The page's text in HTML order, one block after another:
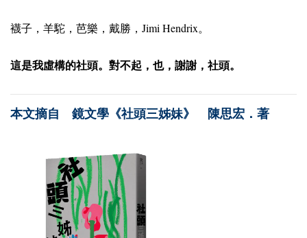
襪子，羊駝，芭樂，戴勝， Jimi Hendrix。
這是我虛構的社頭。對不起，也，謝謝，社頭。
本文摘自 鏡文學《社頭三姊妹》 陳思宏．著